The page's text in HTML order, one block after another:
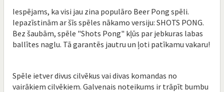
Iespējams, ka visi jau zina populāro Beer Pong spēli.
Iepazīstinām ar šīs spēles nākamo versiju: SHOTS PONG.
Bez šaubām, spēle "Shots Pong" kļūs par jebkuras labas
ballītes naglu. Tā garantēs jautru un ļoti patīkamu vakaru!
Spēle ietver divus cilvēkus vai divas komandas no
vairākiem cilvēkiem. Galvenais noteikums ir trāpīt bumbu